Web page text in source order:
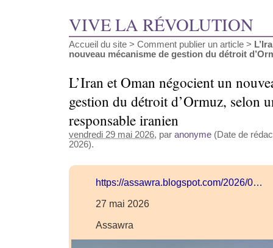
VIVE LA RÉVOLUTION
Accueil du site > Comment publier un article >
nouveau mécanisme de gestion du détroit
L’Iran et Oman négocient un
gestion du détroit d’Ormuz, selon
responsable iranien
vendredi 29 mai 2026, par anonyme (Date de
2026).
https://assawra.blogspot.com/2026/0…
27 mai 2026
Assawra